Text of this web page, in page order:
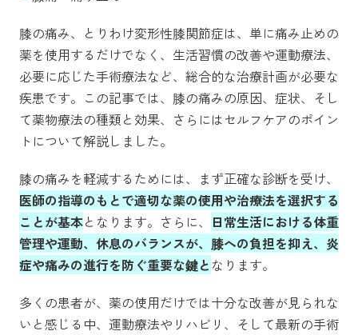
膝の痛み、とりわけ変形性膝関節症は、単に痛み止めの
薬を使用するだけでなく、生活習慣の改善や運動療法、
必要に応じた手術療法など、総合的な治療計画が必要な
疾患です。この記事では、膝の痛みの原因、症状、そし
て薬物療法の種類と効果、さらにはセルフケアのポイン
トについて解説しました。
膝の痛みを軽減するためには、まず正確な診断を受け、
医師の指導のもとで適切な薬の使用や治療法を選択する
ことが基本となります。さらに、 日常生活における体重
管理や運動、休息のバランスが、膝への負担を抑え、炎
症や痛みの進行を防ぐ重要な鍵と なります。
多くの患者が、薬の使用だけでは十分な改善が見られな
いと感じる中、運動療法やリハビリ、そして最新の手術